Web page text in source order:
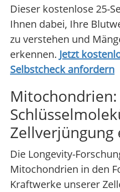
Dieser kostenlose 25-
Ihnen dabei, Ihre
zu verstehen und
erkennen. Jetzt
Selbstcheck anfordern
Mitochondrien:
Zellverjüngung
Die Longevity-
Mitochondrien in den
Kraftwerke unserer